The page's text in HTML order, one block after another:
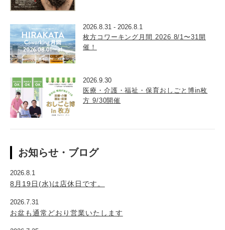
2026.8.31 - 2026.8.1
枚方コワーキング月間 2026 8/1〜31開
催！
2026.9.30
医療・介護・福祉・保育おしごと博in枚
方 9/30開催
お知らせ・ブログ
2026.8.1
8月19日(水)は店休日です。
2026.7.31
お盆も通常どおり営業いたします